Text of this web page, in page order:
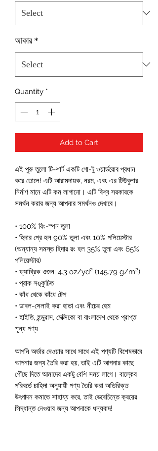
আকার *
Quantity *
Add to Cart
এই পুরু তুলো টি-শার্ট একটি গো-টু ওয়ার্ডরোব প্রধান
করে তোলে! এটি আরামদায়ক, নরম, এবং এর টিউবুলার
নির্মাণ মানে এটি কম লাগানো। এটি বিশ্ব সরকারকে
সমর্থন করার জন্য আপনার সমর্থনও দেখাবে।
• 100% রিং-স্পন তুলা
• হিদার গ্রে হল 90% তুলা এবং 10% পলিয়েস্টার
(অন্যান্য সমস্ত হিদার রং হল 35% তুলা এবং 65%
পলিয়েস্টার)
• ফ্যাব্রিক ওজন: 4.3 oz/yd² (145.79 g/m²)
• প্রাক সঙ্কুচিত
• কাঁধ থেকে কাঁধে টেপ
• ডাবল-সেলাই করা হাতা এবং নীচের হেম
• হাইতি, হন্ডুরাস, মেক্সিকো বা বাংলাদেশ থেকে প্রাপ্ত
শূন্য পণ্য
আপনি অর্ডার দেওয়ার সাথে সাথে এই পণ্যটি বিশেষভাবে
আপনার জন্য তৈরি করা হয়, তাই এটি আপনার কাছে
পৌঁছে দিতে আমাদের একটু বেশি সময় লাগে। বাল্কের
পরিবর্তে চাহিদা অনুযায়ী পণ্য তৈরি করা অতিরিক্ত
উৎপাদন কমাতে সাহায্য করে, তাই ভেবেচিন্তে ক্রয়ের
সিদ্ধান্ত নেওয়ার জন্য আপনাকে ধন্যবাদ!